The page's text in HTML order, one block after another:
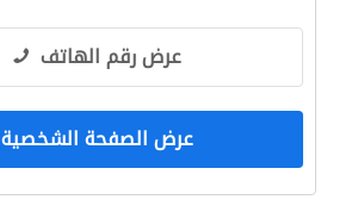
عرض رقم الهاتف
عرض الصفحة الشخصية